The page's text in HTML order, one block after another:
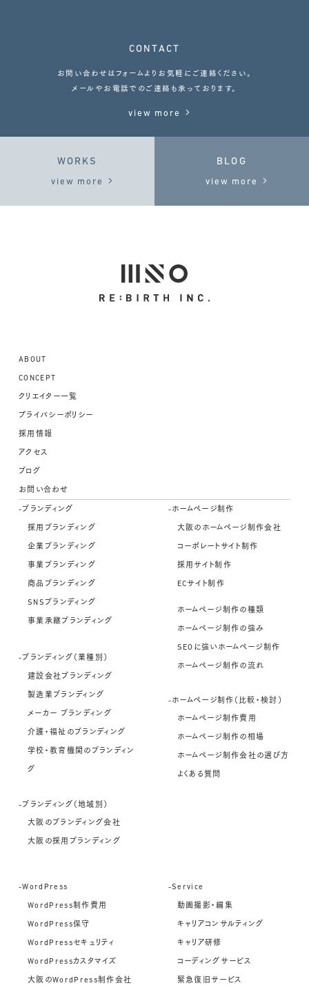
CONTACT
お問い合わせはフォームよりお気軽にご連絡ください。
メールやお電話でのご連絡も承っております。
view more
WORKS
view more
BLOG
view more
ABOUT
CONCEPT
クリエイター一覧
プライバシーポリシー
採用情報
アクセス
ブログ
お問い合わせ
-ブランディング
採用ブランディング
企業ブランディング
事業ブランディング
商品ブランディング
SNSブランディング
事業承継ブランディング
-ブランディング（業種別）
建設会社ブランディング
製造業ブランディング
メーカー ブランディング
介護・福祉のブランディング
学校・教育機関のブランディン
グ
-ブランディング（地域別）
大阪のブランディング会社
大阪の採用ブランディング
-ホームページ制作
大阪のホームページ制作会社
コーポレートサイト制作
採用サイト制作
ECサイト制作
ホームページ制作の種類
ホームページ制作の強み
SEOに強いホームページ制作
ホームページ制作の流れ
-ホームページ制作（比較・検討）
ホームページ制作費用
ホームページ制作の相場
ホームページ制作会社の選び方
よくある質問
-WordPress
WordPress制作費用
WordPress保守
WordPressセキュリティ
WordPressカスタマイズ
大阪のWordPress制作会社
-Service
動画撮影・編集
キャリアコンサルティング
キャリア研修
コーディングサービス
緊急復旧サービス